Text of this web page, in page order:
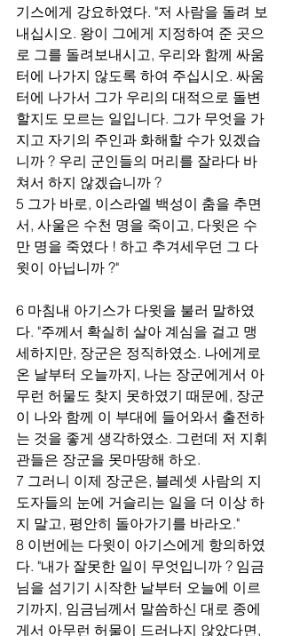
기스에게 강요하였다. "저 사람을 돌려 보
내십시오. 왕이 그에게 지정하여 준 곳으
로 그를 돌려보내시고, 우리와 함께 싸움
터에 나가지 않도록 하여 주십시오. 싸움
터에 나가서 그가 우리의 대적으로 돌변
할지도 모르는 일입니다. 그가 무엇을 가
지고 자기의 주인과 화해할 수가 있겠습
니까 ? 우리 군인들의 머리를 잘라다 바
쳐서 하지 않겠습니까 ?
5 그가 바로, 이스라엘 백성이 춤을 추면
서, 사울은 수천 명을 죽이고, 다윗은 수
만 명을 죽였다 ! 하고 추겨세우던 그 다
윗이 아닙니까 ?"
6 마침내 아기스가 다윗을 불러 말하였
다. "주께서 확실히 살아 계심을 걸고 맹
세하지만, 장군은 정직하였소. 나에게로
온 날부터 오늘까지, 나는 장군에게서 아
무런 허물도 찾지 못하였기 때문에, 장군
이 나와 함께 이 부대에 들어와서 출전하
는 것을 좋게 생각하였소. 그런데 저 지휘
관들은 장군을 못마땅해 하오.
7 그러니 이제 장군은, 블레셋 사람의 지
도자들의 눈에 거슬리는 일을 더 이상 하
지 말고, 평안히 돌아가기를 바라오."
8 이번에는 다윗이 아기스에게 항의하였
다. "내가 잘못한 일이 무엇입니까 ? 임금
님을 섬기기 시작한 날부터 오늘에 이르
기까지, 임금님께서 말씀하신 대로 종에
게서 아무런 허물이 드러나지 않았다면,